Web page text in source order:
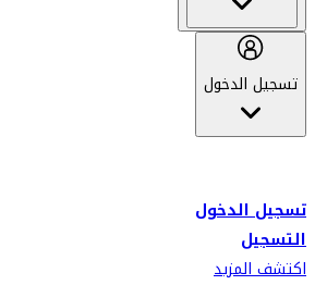
تسجيل الدخول
تسجيل الدخول
التسجيل
اكتشف المزيد